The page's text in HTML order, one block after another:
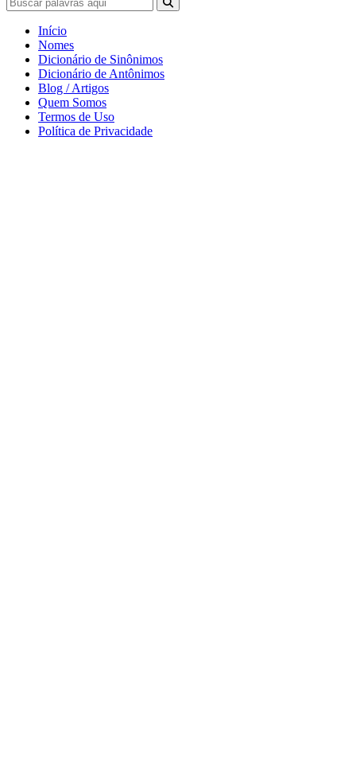
Início
Nomes
Dicionário de Sinônimos
Dicionário de Antônimos
Blog / Artigos
Quem Somos
Termos de Uso
Política de Privacidade